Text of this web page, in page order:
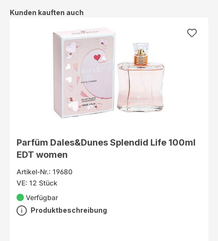
Produktgalerie überspringen
Kunden kauften auch
Parfüm Dales&Dunes Splendid Life 100ml
EDT women
Artikel-Nr.: 19680
VE: 12 Stück
Verfügbar
Produktbeschreibung